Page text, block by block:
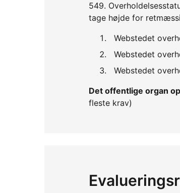
549.
tage højde for
Webstedet
Webstedet
Webstedet
Det offentlige organ
fleste krav)